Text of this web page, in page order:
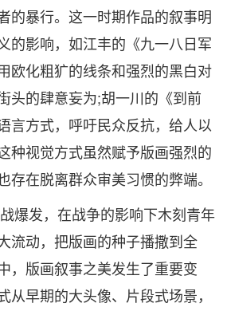
的暴行。这一时期作品的叙事明
的影响，如江丰的《九一八日军
欧化粗犷的线条和强烈的黑白对
头的肆意妄为;胡一川的《到前
言方式，呼吁民众反抗，给人以
种视觉方式虽然赋予版画强烈的
存在脱离群众审美习惯的弊端。
发，在战争的影响下木刻青年
流动，把版画的种子播撒到全
，版画叙事之美发生了重要变
从早期的大头像、片段式场景，